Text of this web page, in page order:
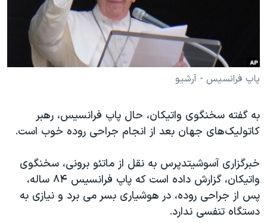
اقتصادی
علم و فناوری
گالری عکس
آرشیو پخش زنده
انتخابات ریاست جمهوری آمریکا ۲۰۲۴
حمله جمهوری اسلامی به اسرائیل
رمز مهسا
اعتراضات زن، زندگی، آزادی
مجموعه مستندهای دادخواهی
تریبونال مردمی آبان ۹۸
دادگاه حمید نوری
چهل سال گروگان‌گیری
پاپ فرانسیس - آرشیو
به گفته سخنگوی واتیکان، حال پاپ فرانسیس، رهبر
کاتولیک‌های جهان بعد از انجام جراحی روده خوب است.
خبرگزاری آسوشیتدپرس به نقل از ماتئو برونی، سخنگوی
واتیکان، گزارش داده است که پاپ فرانسیس ۸۴ ساله،
پس از جراحی روده، در هوشیاری بسر می برد و نیازی به
دستگاه تنفسی ندارد.